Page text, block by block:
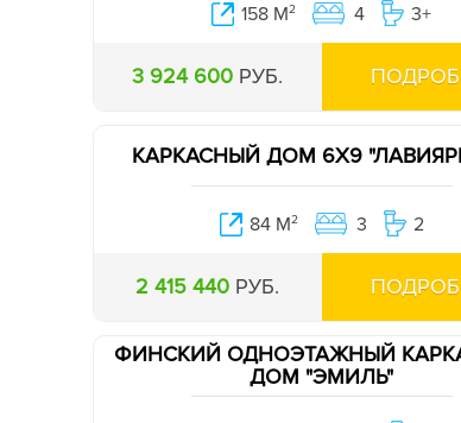
158 М2 4 3+
3 924 600 РУБ.
КАРКАСНЫЙ ДОМ 6Х9
84 М2 3 2
2 415 440 РУБ.
ФИНСКИЙ ОДНОЭТАЖНЫЙ
ДОМ "ЭМИЛЬ"